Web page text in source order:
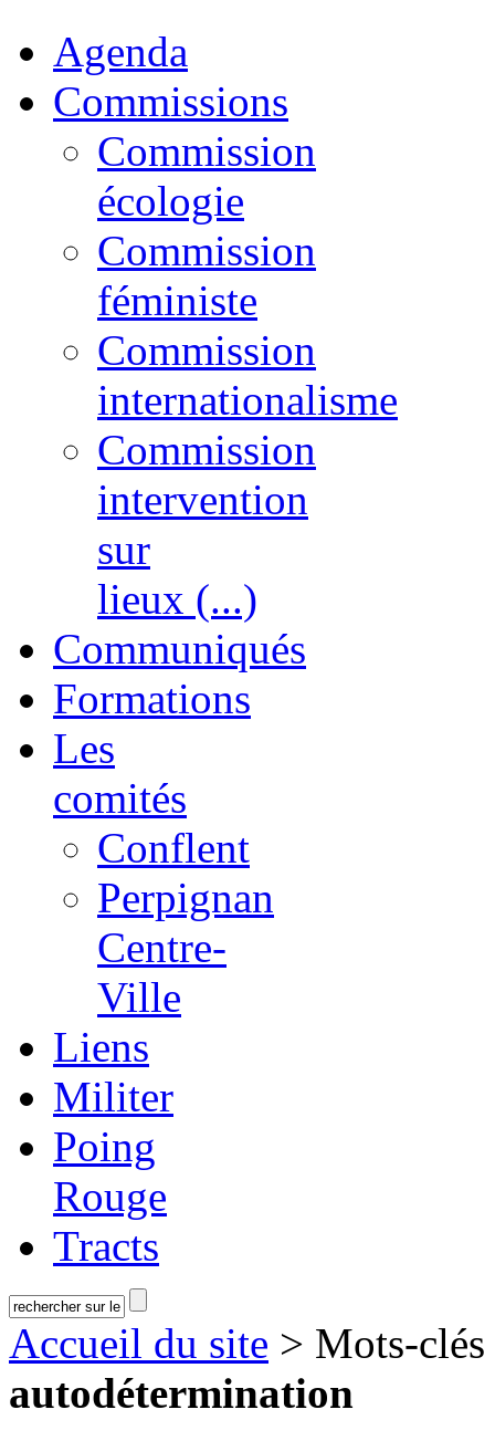
Agenda
Commissions
Commission
écologie
Commission
féministe
Commission
internationalisme
Commission
intervention
sur
lieux (...)
Communiqués
Formations
Les
comités
Conflent
Perpignan
Centre-
Ville
Liens
Militer
Poing
Rouge
Tracts
Accueil du site > Mots-
autodétermination